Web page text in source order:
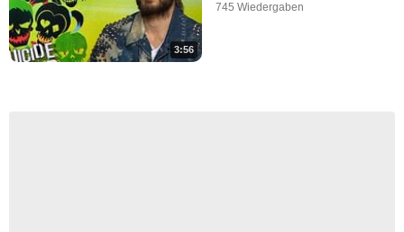
3:56
745 Wiedergaben